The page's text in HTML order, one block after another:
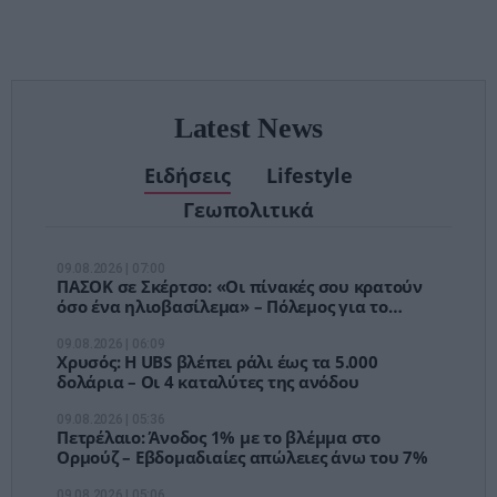
Latest News
Ειδήσεις
Lifestyle
Γεωπολιτικά
ΠΑΣΟΚ σε Σκέρτσο: «Οι πίνακές σου κρατούν
όσο ένα ηλιοβασίλεμα» – Πόλεμος για το
Χρυσός: Η UBS βλέπει ράλι έως τα 5.000
δολάρια – Οι 4 καταλύτες της ανόδου
Πετρέλαιο: Άνοδος 1% με το βλέμμα στο
Ορμούζ – Εβδομαδιαίες απώλειες άνω του 7%